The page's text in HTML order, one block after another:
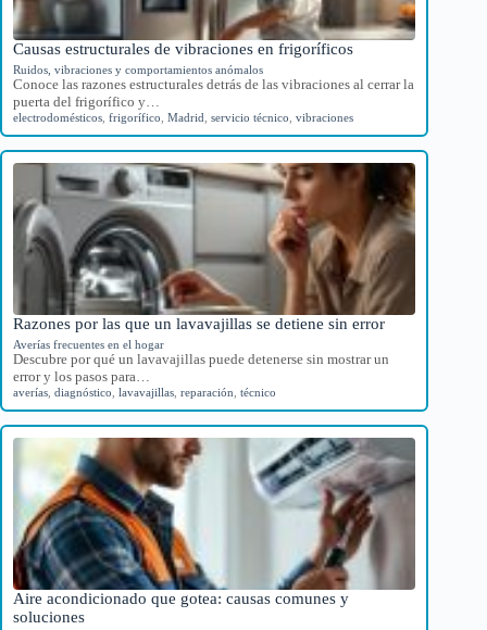
Causas estructurales de vibraciones en frigoríficos
Ruidos, vibraciones y comportamientos anómalos
Conoce las razones estructurales detrás de las vibraciones al cerrar la
puerta del frigorífico y…
electrodomésticos frigorífico Madrid servicio técnico vibraciones
Razones por las que un lavavajillas se detiene sin error
Averías frecuentes en el hogar
Descubre por qué un lavavajillas puede detenerse sin mostrar un
error y los pasos para…
averías diagnóstico lavavajillas reparación técnico
Aire acondicionado que gotea: causas comunes y
soluciones